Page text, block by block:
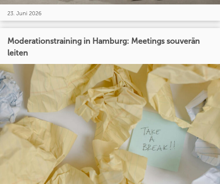
23. Juni 2026
Moderationstraining in Hamburg: Meetings souverän
leiten